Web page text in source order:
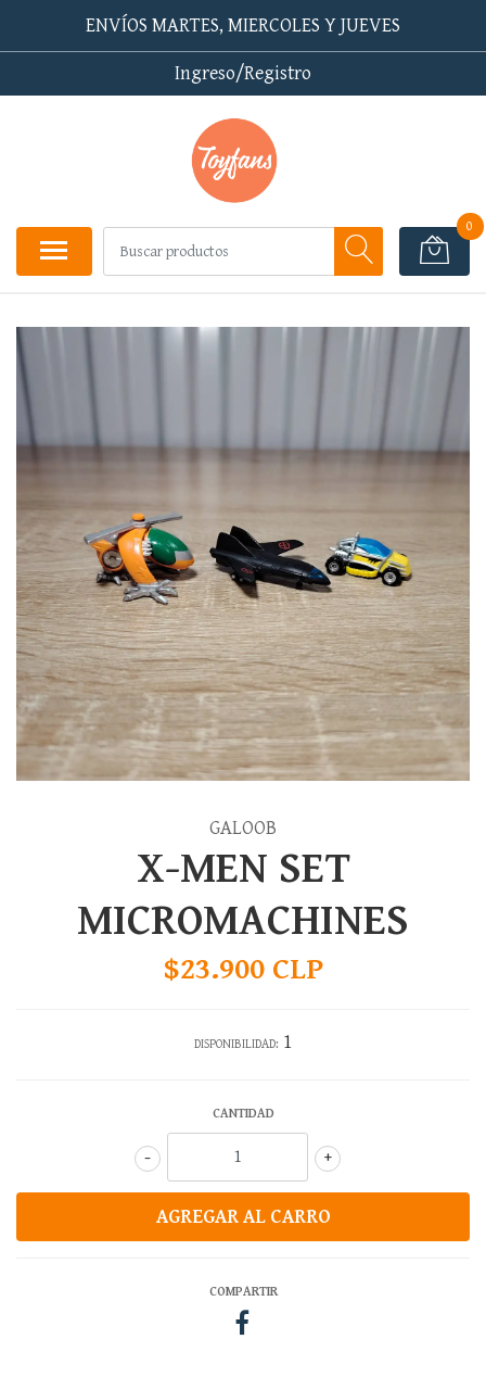
ENVÍOS MARTES, MIERCOLES Y JUEVES
Ingreso/Registro
0
GALOOB
X-MEN SET
MICROMACHINES
$23.900 CLP
DISPONIBILIDAD: 1
CANTIDAD
+
-
COMPARTIR